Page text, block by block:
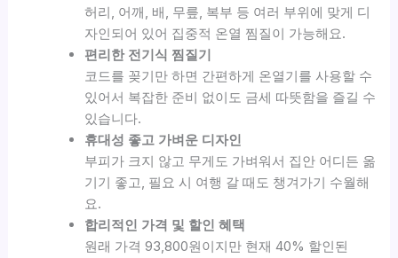
허리, 어깨, 배, 무릎, 복부 등 여러 부위에 맞게 디
자인되어 있어 집중적 온열 찜질이 가능해요.
편리한 전기식 찜질기
코드를 꽂기만 하면 간편하게 온열기를 사용할 수
있어서 복잡한 준비 없이도 금세 따뜻함을 즐길 수
있습니다.
휴대성 좋고 가벼운 디자인
부피가 크지 않고 무게도 가벼워서 집안 어디든 옮
기기 좋고, 필요 시 여행 갈 때도 챙겨가기 수월해
요.
합리적인 가격 및 할인 혜택
원래 가격 93,800원이지만 현재 40% 할인된